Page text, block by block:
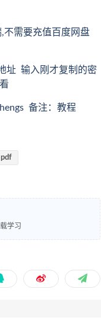
不需要充值百度网盘
址 输入刚才复制的密
备注：教程
pdf
学习